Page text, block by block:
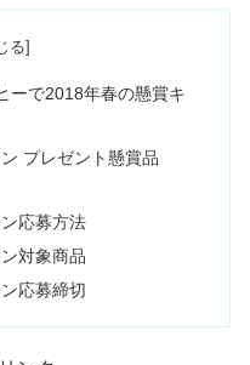
ーで2018年春の懸賞キ
プレゼント懸賞品
応募方法
対象商品
応募締切